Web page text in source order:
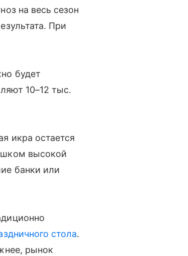
на весь сезон
При
будет
10–12 тыс.
икра остается
высокой
банки или
стола.
рынок